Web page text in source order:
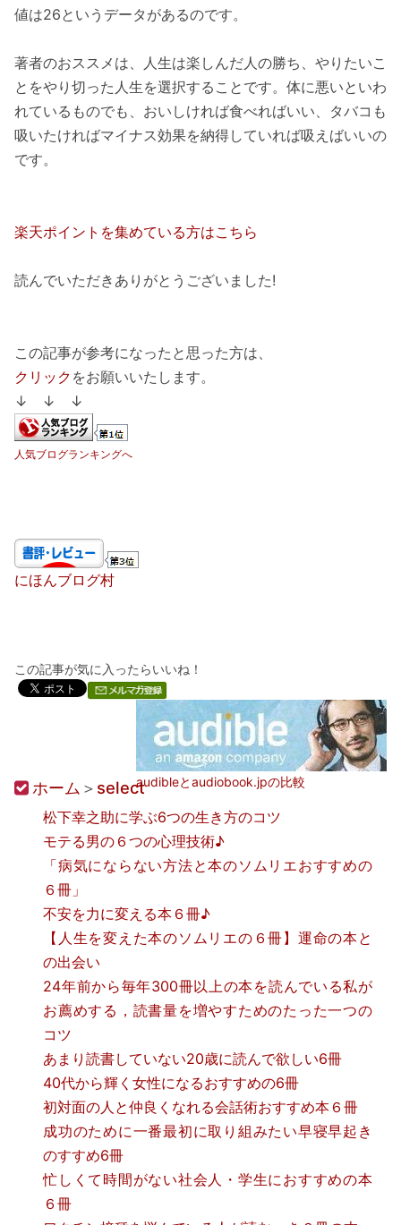
値は26というデータがあるのです。
著者のおススメは、人生は楽しんだ人の勝ち、やりたいこ
とをやり切った人生を選択することです。体に悪いといわ
れているものでも、おいしければ食べればいい、タバコも
吸いたければマイナス効果を納得していれば吸えばいいの
です。
楽天ポイントを集めている方はこちら
読んでいただきありがとうございました!
この記事が参考になったと思った方は、
クリック をお願いいたします。
↓ ↓ ↓
人気ブログランキングへ
にほんブログ村
この記事が気に入ったらいいね！
audibleとaudiobook.jpの比較
ホーム ＞ select
松下幸之助に学ぶ6つの生き方のコツ
モテる男の６つの心理技術♪
「病気にならない方法と本のソムリエおすすめの
６冊」
不安を力に変える本６冊♪
【人生を変えた本のソムリエの６冊】運命の本と
の出会い
24年前から毎年300冊以上の本を読んでいる私が
お薦めする，読書量を増やすためのたった一つの
コツ
あまり読書していない20歳に読んで欲しい6冊
40代から輝く女性になるおすすめの6冊
初対面の人と仲良くなれる会話術おすすめ本６冊
成功のために一番最初に取り組みたい早寝早起き
のすすめ6冊
忙しくて時間がない社会人・学生におすすめの本
６冊